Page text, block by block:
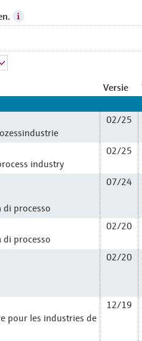
Versie
02/25
industry
02/25
processo
07/24
processo
02/20
02/20
pour les industries de
12/19